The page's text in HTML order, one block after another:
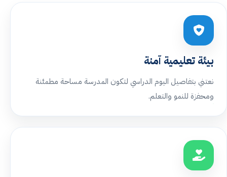
بيئة تعليمية آمنة
نعتني بتفاصيل اليوم الدراسي لتكون المدرسة مساحة مطمئنة
ومحفزة للنمو والتعلم.